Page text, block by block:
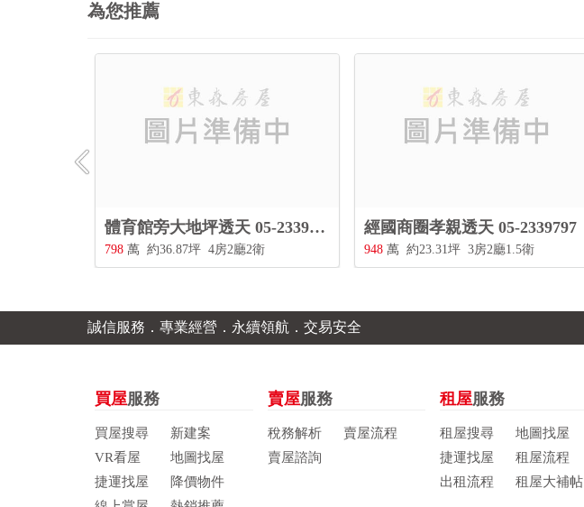
為您推薦
體育館旁大地坪透天 05-2339797
798 萬 約36.87坪 4房2廳2衛
經國商圈孝親透天 05-2339797
948 萬 約23.31坪 3房2廳1.5衛
誠信服務．專業經營．永續領航．交易安全
買屋服務
買屋搜尋
新建案
VR看屋
地圖找屋
捷運找屋
降價物件
賣屋服務
稅務解析
賣屋流程
賣屋諮詢
租屋服務
租屋搜尋
地圖找屋
捷運找屋
租屋流程
出租流程
租屋大補帖